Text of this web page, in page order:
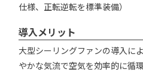
仕様、正転逆転を標準装備）
導入メリット
大型シーリングファンの導入に
やかな気流で空気を効率的に循